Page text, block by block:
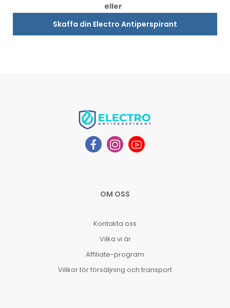
eller
Skaffa din Electro Antiperspirant
OM OSS
Kontakta oss
Vilka vi är
Affiliate-program
Villkor för försäljning och transport